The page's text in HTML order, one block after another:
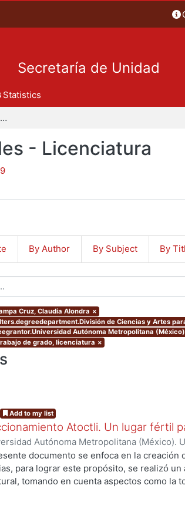
Secretaría de Unidad
Statistics
Proyectos Integrales / Terminales - Licenciatura
- Licenciatura
By Author By Subject By
Cruz, Claudia Alondra ×
de Ciencias y Artes
Autónoma Metropolitana
de grado, licenciatura ×
Add to my list
Atoctli. Un lugar fértil
Autónoma Metropolitana (México).
de Información.,2023-06-30)
Jazmín Adriana; Chávez Jiménez, Marisol
documento se enfoca en la creación
para lograr este propósito, se realizó
tomando en cuenta aspectos como la